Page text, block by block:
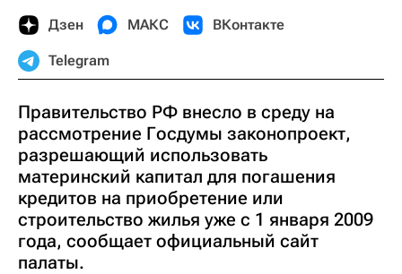
Дзен МАКС ВКонтакте
Telegram
Правительство РФ внесло в среду на
рассмотрение Госдумы законопроект,
разрешающий использовать
материнский капитал для погашения
кредитов на приобретение или
строительство жилья уже с 1 января 2009
года, сообщает официальный сайт
палаты.